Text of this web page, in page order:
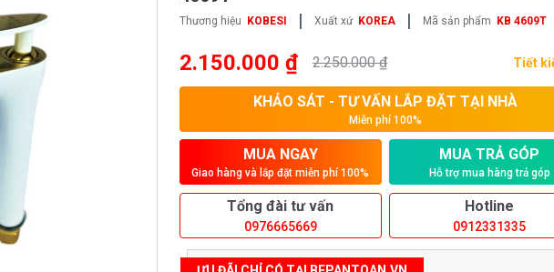
Thương hiệu KOBESI | Xuất xứ KOREA | Mã sản phẩm KB 4609T
2.150.000 ₫ 2.250.000 ₫ Tiết
KHẢO SÁT - TƯ VẤN LẮP ĐẶT TẠI NHÀ
Miễn phí 100%
MUA NGAY
Giao hàng và lắp đặt miễn phí 100%
MUA TRẢ GÓP
Hỗ trợ mua hàng trả góp
Tổng đài tư vấn
0976665669
Hotline
0912331335